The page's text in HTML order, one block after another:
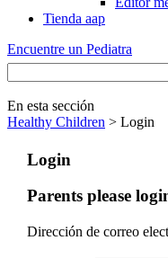
Tienda aap
Encuentre un Pediatra
En esta sección
Healthy Children > Login
Login
Parents please
Dirección de correo